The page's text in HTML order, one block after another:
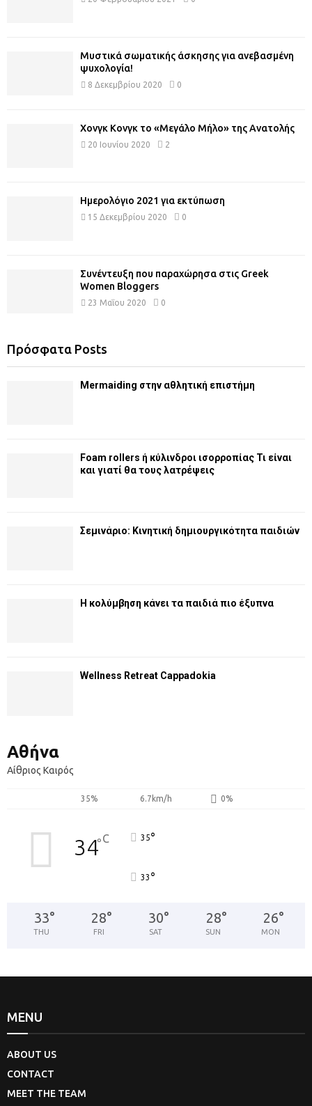
Μυστικά σωματικής άσκησης για ανεβασμένη
ψυχολογία!
8 Δεκεμβρίου 2020 0
Χονγκ Κονγκ το «Μεγάλο Μήλο» της Ανατολής
20 Ιουνίου 2020 2
Ημερολόγιο 2021 για εκτύπωση
15 Δεκεμβρίου 2020 0
Συνέντευξη που παραχώρησα στις Greek
Women Bloggers
23 Μαΐου 2020 0
Πρόσφατα Posts
Mermaiding στην αθλητική επιστήμη
Foam rollers ή κύλινδροι ισορροπίας Τι είναι
και γιατί θα τους λατρέψεις
Σεμινάριο: Κινητική δημιουργικότητα παιδιών
Η κολύμβηση κάνει τα παιδιά πιο έξυπνα
Wellness Retreat Cappadokia
Αθήνα
Αίθριος Καιρός
35% 6.7km/h 0%
34°C 35°
33 °
33°
THU
28°
FRI
30°
SAT
28°
SUN
26°
MON
MENU
ABOUT US
CONTACT
MEET THE TEAM